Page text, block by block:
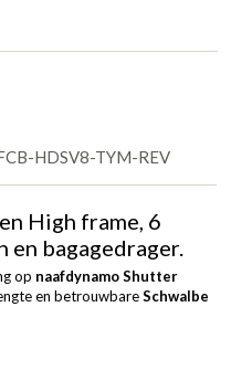
HDSV8-TYM-REV
High frame, 6
en bagagedrager.
op naafdynamo Shutter
en betrouwbareSchwalbe